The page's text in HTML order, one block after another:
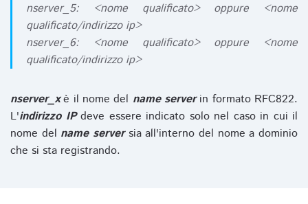
nserver_5: <nome qualificato> oppure <nome
qualificato/indirizzo ip>
nserver_6: <nome qualificato> oppure <nome
qualificato/indirizzo ip>
nserver_xè il nome del name serverin formato RFC822.
L'indirizzo IPdeve essere indicato solo nel caso in cui il
nome del name serversia all'interno del nome a dominio
che si sta registrando.